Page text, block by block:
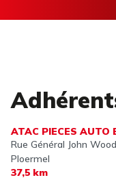
ATAC PIECES AUTO
Rue Général John
Ploermel
37,5 km